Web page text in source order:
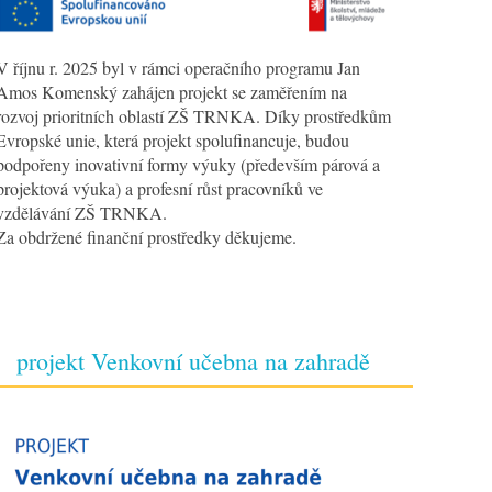
říjnu r. 2025 byl v rámci operačního programu Jan
Komenský zahájen projekt se zaměřením na
prioritních oblastí ZŠ TRNKA. Díky prostředkům
unie, která projekt spolufinancuje, budou
inovativní formy výuky (především párová a
výuka) a profesní růst pracovníků ve
ZŠ TRNKA.
obdržené finanční prostředky děkujeme.
projekt Venkovní učebna na zahradě